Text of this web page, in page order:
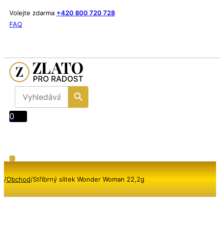
Volejte zdarma +420 800 720 728
FAQ
0
/Obchod/Stříbrný slitek Wonder Woman 22,2g